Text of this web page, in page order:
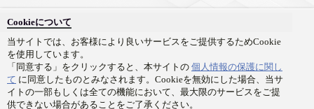
Cookieについて
当サイトでは、お客様により良いサービスをご提供するためCookie
を使用しています。
「同意する」をクリックすると、本サイトの 個人情報の保護に関し
て に同意したものとみなされます。Cookieを無効にした場合、当サ
イトの一部もしくは全ての機能において、最大限のサービスをご提
供できない場合があることをご了承ください。
採用情報
Contact Us